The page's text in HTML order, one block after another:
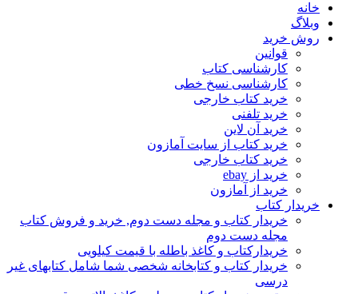
خانه
وبلاگ
روش خرید
قوانین
کارشناسی کتاب
کارشناسی نسخ خطی
خرید کتاب خارجی
خرید تلفنی
خرید آن لاین
خرید کتاب از سایت آمازون
خرید کتاب خارجی
خرید از ebay
خرید از آمازون
خریدار کتاب
خریدار کتاب و مجله دست دوم, خرید و فروش کتاب
مجله دست دوم
خریدارکتاب و کاغذ باطله با قیمت کیلویی
خریدار کتاب و کتابخانه شخصی شما شامل کتابهای غیر
درسی